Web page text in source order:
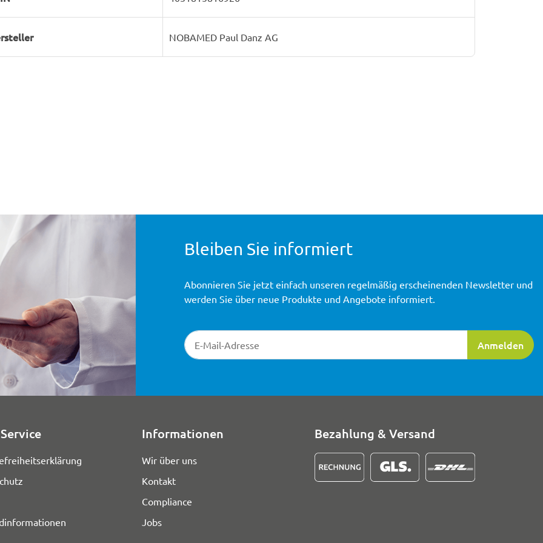
NOBAMED Paul Danz AG
Bleiben Sie informiert
Newsletter-Registrierung
Anmelden
Abonnieren Sie jetzt einfach unseren regelmäßig erscheinenden Newsletter und
werden Sie über neue Produkte und Angebote informiert.
Informationen
Wir über uns
Kontakt
Compliance
Jobs
Bezahlung & Versand